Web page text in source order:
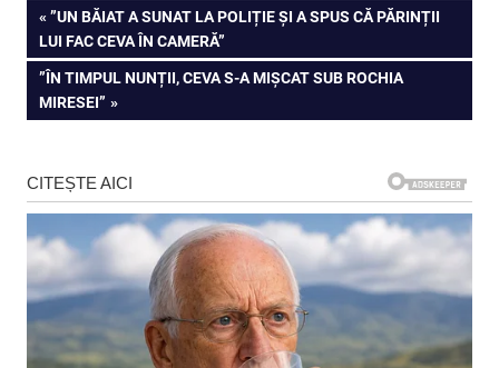
Navigare
în
articole
PREVIOUS
POST:
”UN BĂIAT A SUNAT LA POLIȚIE ȘI A SPUS CĂ PĂRINȚII
LUI FAC CEVA ÎN CAMERĂ”
NEXT
POST:
”ÎN TIMPUL NUNȚII, CEVA S-A MIȘCAT SUB ROCHIA
MIRESEI”